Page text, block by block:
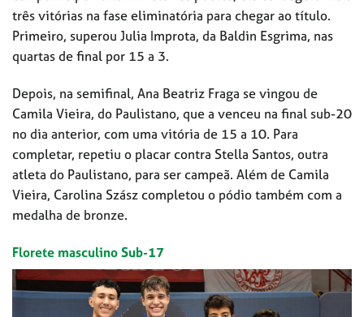
três vitórias na fase eliminatória para chegar ao título.
Primeiro, superou Julia Improta, da Baldin Esgrima, nas
quartas de final por 15 a 3.
Depois, na semifinal, Ana Beatriz Fraga se vingou de
Camila Vieira, do Paulistano, que a venceu na final sub-20
no dia anterior, com uma vitória de 15 a 10. Para
completar, repetiu o placar contra Stella Santos, outra
atleta do Paulistano, para ser campeã. Além de Camila
Vieira, Carolina Szász completou o pódio também com a
medalha de bronze.
Florete masculino Sub-17